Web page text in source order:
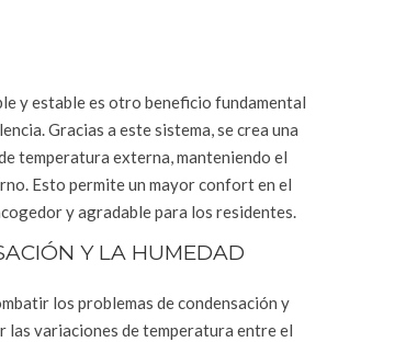
y estable es otro beneficio fundamental
Gracias a este sistema, se crea una
temperatura externa, manteniendo el
Esto permite un mayor confort en el
y agradable para los residentes.
Y LA HUMEDAD
los problemas de condensación y
las variaciones de temperatura entre el